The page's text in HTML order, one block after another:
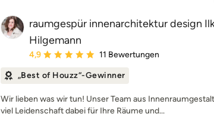
raumgespür innenarchitektur design
Hilgemann
Durchschnittliche Bewertung: 4.9 von 5 Sternen
4,9 11 Bewertungen
„Best of Houzz“-Gewinner
Wir lieben was wir tun! Unser Team aus
viel Leidenschaft dabei für Ihre Räume und...